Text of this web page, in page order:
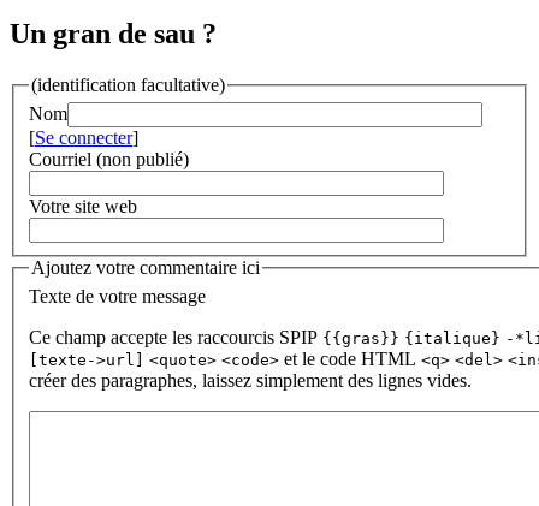
Un gran de sau ?
(identification facultative)
Nom
[Se connecter]
Courriel (non publié)
Votre site web
Ajoutez votre commentaire ici
Texte de votre message
Ce champ accepte les raccourcis SPIP {{gras}} {italique} -
[texte->url] <quote> <code> et le code HTML <q> <del>
créer des paragraphes, laissez simplement des lignes vides.